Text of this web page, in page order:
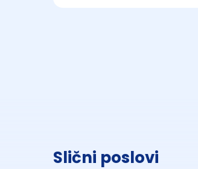
Slični poslovi